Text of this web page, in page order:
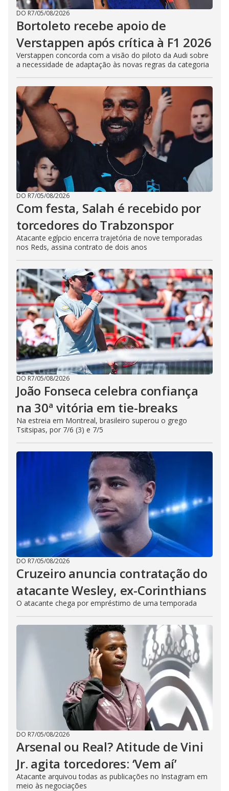
DO R7/05/08/2026
Bortoleto recebe apoio de
Verstappen após crítica à F1 2026
Verstappen concorda com a visão do piloto da Audi sobre
a necessidade de adaptação às novas regras da categoria
DO R7/05/08/2026
Com festa, Salah é recebido por
torcedores do Trabzonspor
Atacante egípcio encerra trajetória de nove temporadas
nos Reds, assina contrato de dois anos
DO R7/05/08/2026
João Fonseca celebra confiança
na 30ª vitória em tie-breaks
Na estreia em Montreal, brasileiro superou o grego
Tsitsipas, por 7/6 (3) e 7/5
DO R7/05/08/2026
Cruzeiro anuncia contratação do
atacante Wesley, ex-Corinthians
O atacante chega por empréstimo de uma temporada
DO R7/05/08/2026
Arsenal ou Real? Atitude de Vini
Jr. agita torcedores: ‘Vem aí’
Atacante arquivou todas as publicações no Instagram em
meio às negociações